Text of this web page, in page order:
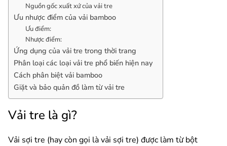
Nguồn gốc xuất xứ của vải tre
Ưu nhược điểm của vải bamboo
Ưu điểm:
Nhược điểm:
Ứng dụng của vải tre trong thời trang
Phân loại các loại vải tre phổ biến hiện nay
Cách phân biệt vải bamboo
Giặt và bảo quản đồ làm từ vải tre
Vải tre là gì?
Vải sợi tre (hay còn gọi là vải sợi tre) được làm từ bột